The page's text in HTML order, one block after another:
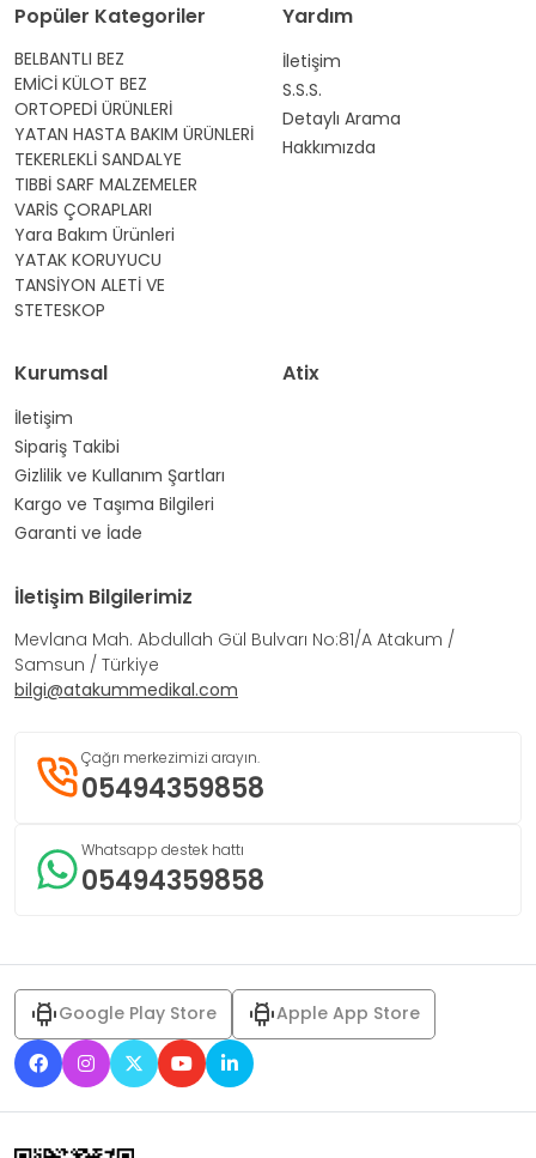
Popüler Kategoriler
BELBANTLI BEZ
EMİCİ KÜLOT BEZ
ORTOPEDİ ÜRÜNLERİ
YATAN HASTA BAKIM ÜRÜNLERİ
TEKERLEKLİ SANDALYE
TIBBİ SARF MALZEMELER
VARİS ÇORAPLARI
Yara Bakım Ürünleri
YATAK KORUYUCU
TANSİYON ALETİ VE
STETESKOP
Yardım
İletişim
S.S.S.
Detaylı Arama
Hakkımızda
Kurumsal
İletişim
Sipariş Takibi
Gizlilik ve Kullanım Şartları
Kargo ve Taşıma Bilgileri
Garanti ve İade
Atix
İletişim Bilgilerimiz
Mevlana Mah. Abdullah Gül Bulvarı No:81/A Atakum /
Samsun / Türkiye
bilgi@atakummedikal.com
Çağrı merkezimizi arayın.
05494359858
Whatsapp destek hattı
05494359858
Google Play Store Apple App Store